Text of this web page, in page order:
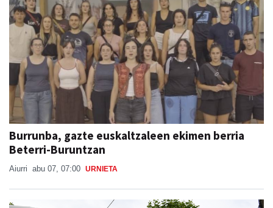
Burrunba, gazte euskaltzaleen ekimen berria
Beterri-Buruntzan
Aiurri abu 07, 07:00 URNIETA